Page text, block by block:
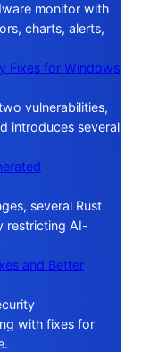
monitor with
charts, alerts,
Fixes for Windows
vulnerabilities,
introduces several
several Rust
restricting AI-
and Better
with fixes for